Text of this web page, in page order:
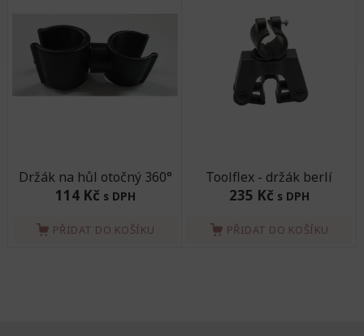
Držák na hůl otočný 360°
114 Kč s DPH
PŘIDAT DO KOŠÍKU
Toolflex - držák berlí
235 Kč s DPH
PŘIDAT DO KOŠÍKU